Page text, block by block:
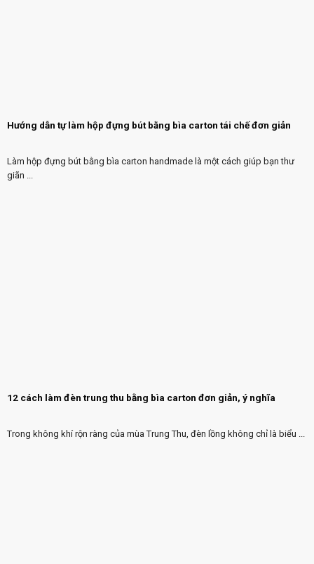
Hướng dẫn tự làm hộp đựng bút bằng bìa carton tái chế đơn giản
Làm hộp đựng bút bằng bìa carton handmade là một cách giúp bạn thư
giãn ...
12 cách làm đèn trung thu bằng bìa carton đơn giản, ý nghĩa
Trong không khí rộn ràng của mùa Trung Thu, đèn lồng không chỉ là biểu ...